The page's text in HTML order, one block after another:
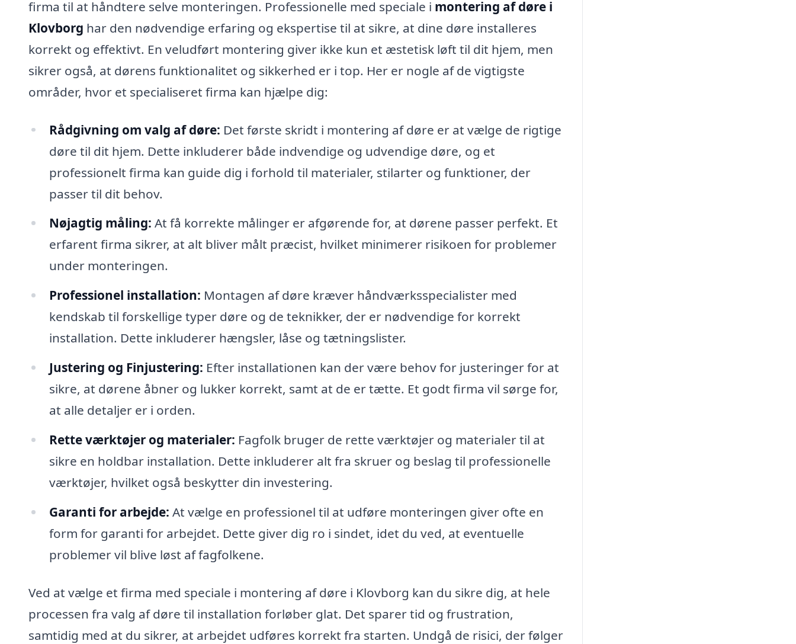
firma til at håndtere selve monteringen. Professionelle med speciale i montering af døre i
Klovborg har den nødvendige erfaring og ekspertise til at sikre, at dine døre installeres
korrekt og effektivt. En veludført montering giver ikke kun et æstetisk løft til dit hjem, men
sikrer også, at dørens funktionalitet og sikkerhed er i top. Her er nogle af de vigtigste
områder, hvor et specialiseret firma kan hjælpe dig:
Rådgivning om valg af døre: Det første skridt i montering af døre er at vælge de rigtige
døre til dit hjem. Dette inkluderer både indvendige og udvendige døre, og et
professionelt firma kan guide dig i forhold til materialer, stilarter og funktioner, der
passer til dit behov.
Nøjagtig måling: At få korrekte målinger er afgørende for, at dørene passer perfekt. Et
erfarent firma sikrer, at alt bliver målt præcist, hvilket minimerer risikoen for problemer
under monteringen.
Professionel installation: Montagen af døre kræver håndværksspecialister med
kendskab til forskellige typer døre og de teknikker, der er nødvendige for korrekt
installation. Dette inkluderer hængsler, låse og tætningslister.
Justering og Finjustering: Efter installationen kan der være behov for justeringer for at
sikre, at dørene åbner og lukker korrekt, samt at de er tætte. Et godt firma vil sørge for,
at alle detaljer er i orden.
Rette værktøjer og materialer: Fagfolk bruger de rette værktøjer og materialer til at
sikre en holdbar installation. Dette inkluderer alt fra skruer og beslag til professionelle
værktøjer, hvilket også beskytter din investering.
Garanti for arbejde: At vælge en professionel til at udføre monteringen giver ofte en
form for garanti for arbejdet. Dette giver dig ro i sindet, idet du ved, at eventuelle
problemer vil blive løst af fagfolkene.
Ved at vælge et firma med speciale i montering af døre i Klovborg kan du sikre dig, at hele
processen fra valg af døre til installation forløber glat. Det sparer tid og frustration,
samtidig med at du sikrer, at arbejdet udføres korrekt fra starten. Undgå de risici, der følger